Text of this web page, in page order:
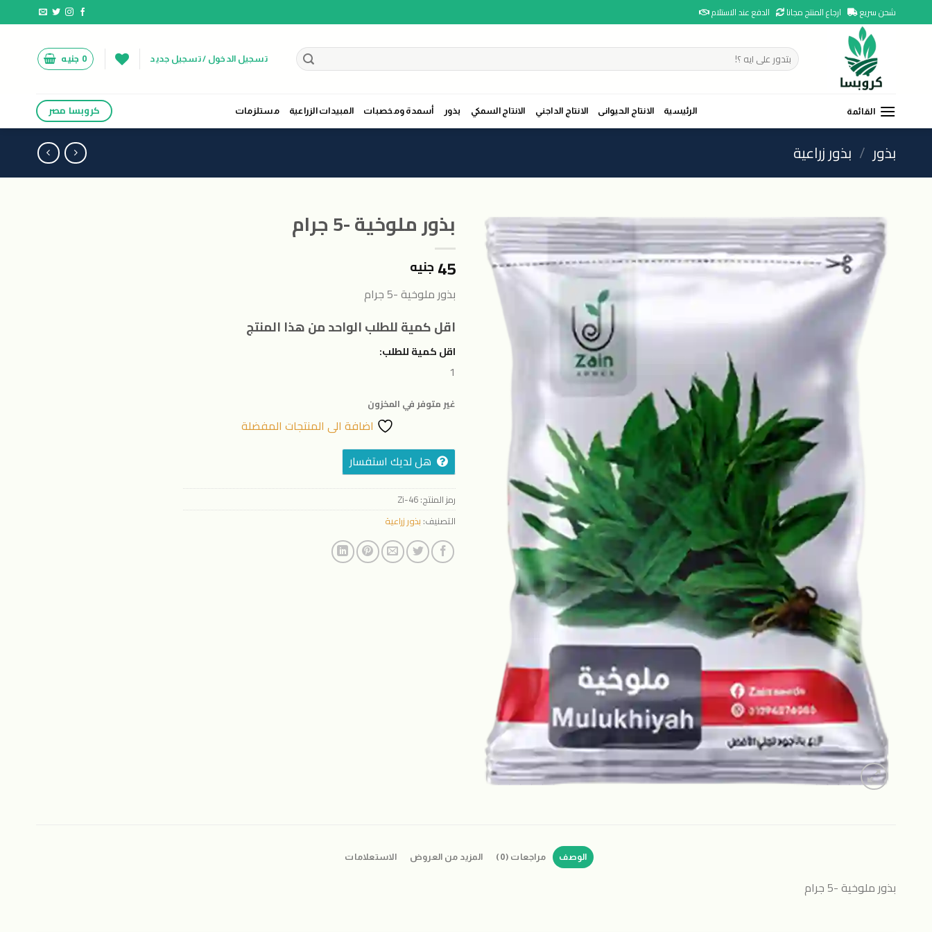
to
شحن سريع ارجاع المنتج مجانا الدفع عند الاستلام
البحث
عن:
تسجيل الدخول / تسجيل جديد 0 جنيه
القائمة الرئيسية الانتاج الحيوانى الانتاج الداجني الانتاج السمكي بذور أسمدة ومخصبات المبيدات الزراعية مستلزمات كروبسا مصر
بذور / بذور زراعية
اضافة
الى
المنتجات
المفضلة
بذور ملوخية -5 جرام
45 جنيه
بذور ملوخية -5 جرام
اقل كمية للطلب الواحد من هذا المنتج
اقل كمية للطلب:
1
غير متوفر في المخزون
اضافة الى المنتجات المفضلة
هل لديك استفسار
رمز المنتج:Zi-46
التصنيف: بذور زراعية
الوصف مراجعات (0) المزيد من العروض الاستعلامات
بذور ملوخية -5 جرام